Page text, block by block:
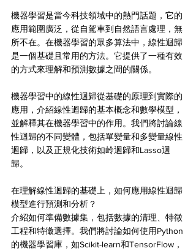
機器學習是當今科技領域中的熱門話題，它的
應用範圍廣泛，從自駕車到自然語言處理，無
所不在。在機器學習的眾多算法中，線性迴歸
是一個基礎且常用的方法。它提供了一種有效
的方式來理解和預測數據之間的關係。
機器學習中的線性迴歸從基礎的原理到實際的
應用，介紹線性迴歸的基本概念和數學模型，
並解釋其在機器學習中的作用。我們將討論線
性迴歸的不同變體，包括單變量和多變量線性
迴歸，以及正規化技術如岭迴歸和Lasso迴
歸。
在理解線性迴歸的基礎上，如何應用線性迴歸
模型進行預測和分析？
介紹如何準備數據集，包括數據的清理、特徵
工程和特徵選擇。我們將討論如何使用Python
的機器學習庫，如Scikit-learn和TensorFlow，